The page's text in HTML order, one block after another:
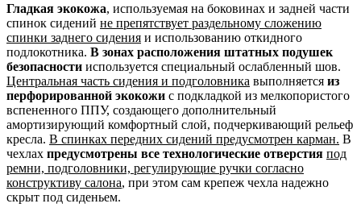
Гладкая экокожа, используемая на боковинах и задней части
спинок сидений не препятствует раздельному сложению
спинки заднего сидения и использованию откидного
подлокотника. В зонах расположения штатных подушек
безопасности используется специальный ослабленный шов.
Центральная часть сидения и подголовника выполняется из
перфорированной экокожи с подкладкой из мелкопористого
вспененного ППУ, создающего дополнительный
амортизирующий комфортный слой, подчеркивающий рельеф
кресла. В спинках передних сидений предусмотрен карман. В
чехлах предусмотрены все технологические отверстия под
ремни, подголовники, регулирующие ручки согласно
конструктиву салона, при этом сам крепеж чехла надежно
скрыт под сиденьем.